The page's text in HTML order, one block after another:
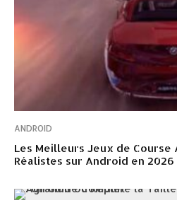
ANDROID
Les Meilleurs Jeux de
Réalistes sur Android en 2026